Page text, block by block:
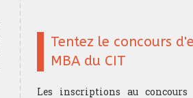
Tentez le concours
MBA du CIT
Les inscriptions au